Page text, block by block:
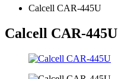
Calcell CAR-445U
Calcell CAR-445U